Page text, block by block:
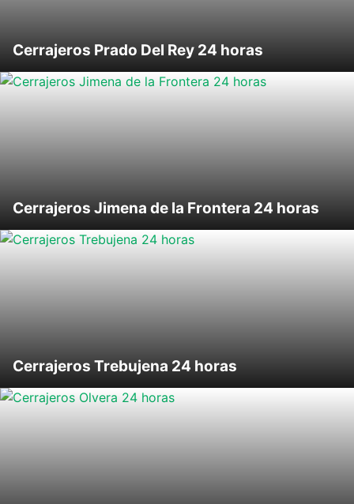
Cerrajeros Prado Del Rey 24 horas
Cerrajeros Jimena de la Frontera 24 horas
Cerrajeros Trebujena 24 horas